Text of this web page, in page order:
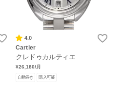
4.0
Cartier
クレドゥカルティエ
¥26,180/月
自動巻き 購入可能